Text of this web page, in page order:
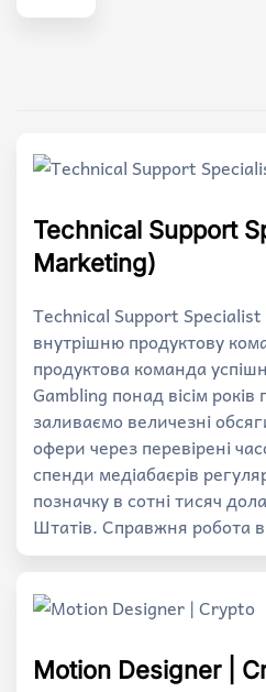
Technical Support
Marketing)
Technical Support
внутрішню продуктову
продуктова команда
Gambling понад вісім
заливаємо величезні
офери через перевірені
спенди медіабаєрів
позначку в сотні тисяч
Штатів. Справжня робота
Motion Designer |